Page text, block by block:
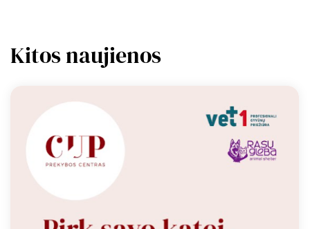
Kitos naujienos